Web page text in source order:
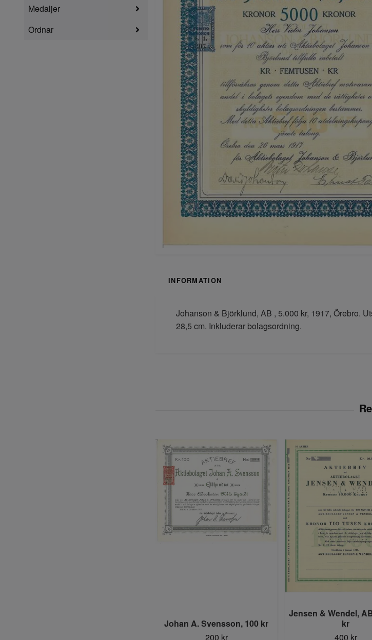
Medaljer
Ordnar
INFORMATION
Johanson & Björklund, AB , 5.000 kr, 1917, Örebro.
28,5 cm. Inkluderar bolagsordning.
Johan A. Svensson, 100 kr
200 kr
Jensen & Wendel,
kr
400 kr